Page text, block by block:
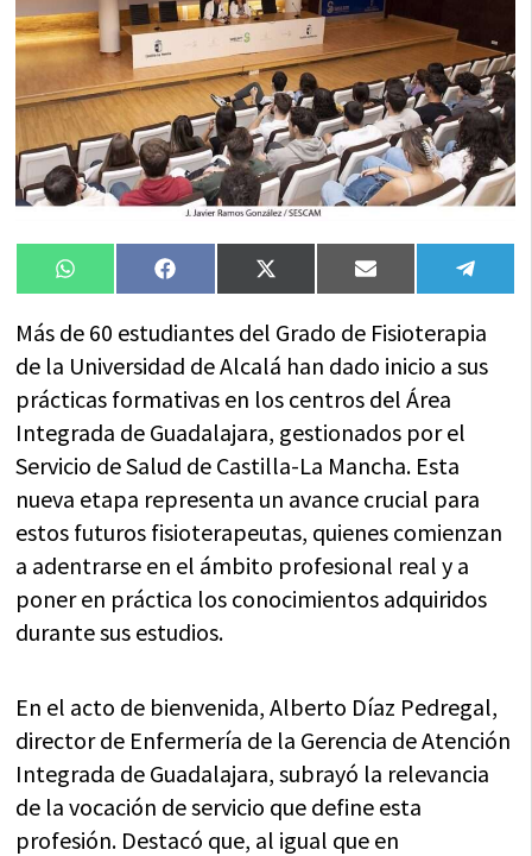
Compartir
en
WhatsAppCompartir
en
FacebookCompartir
en
X
(Twitter)
Compartir
en
Email
en
Más de 60 estudiantes del Grado de Fisioterapia
de la Universidad de Alcalá han dado inicio a sus
prácticas formativas en los centros del Área
Integrada de Guadalajara, gestionados por el
Servicio de Salud de Castilla-La Mancha. Esta
nueva etapa representa un avance crucial para
estos futuros fisioterapeutas, quienes comienzan
a adentrarse en el ámbito profesional real y a
poner en práctica los conocimientos adquiridos
durante sus estudios.
En el acto de bienvenida, Alberto Díaz Pedregal,
director de Enfermería de la Gerencia de Atención
Integrada de Guadalajara, subrayó la relevancia
de la vocación de servicio que define esta
profesión. Destacó que, al igual que en